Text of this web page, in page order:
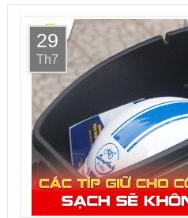
29
Th7